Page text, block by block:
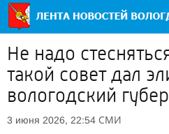
Не надо
такой совет дал
вологодский
3 июня 2026, 22:54 СМИ